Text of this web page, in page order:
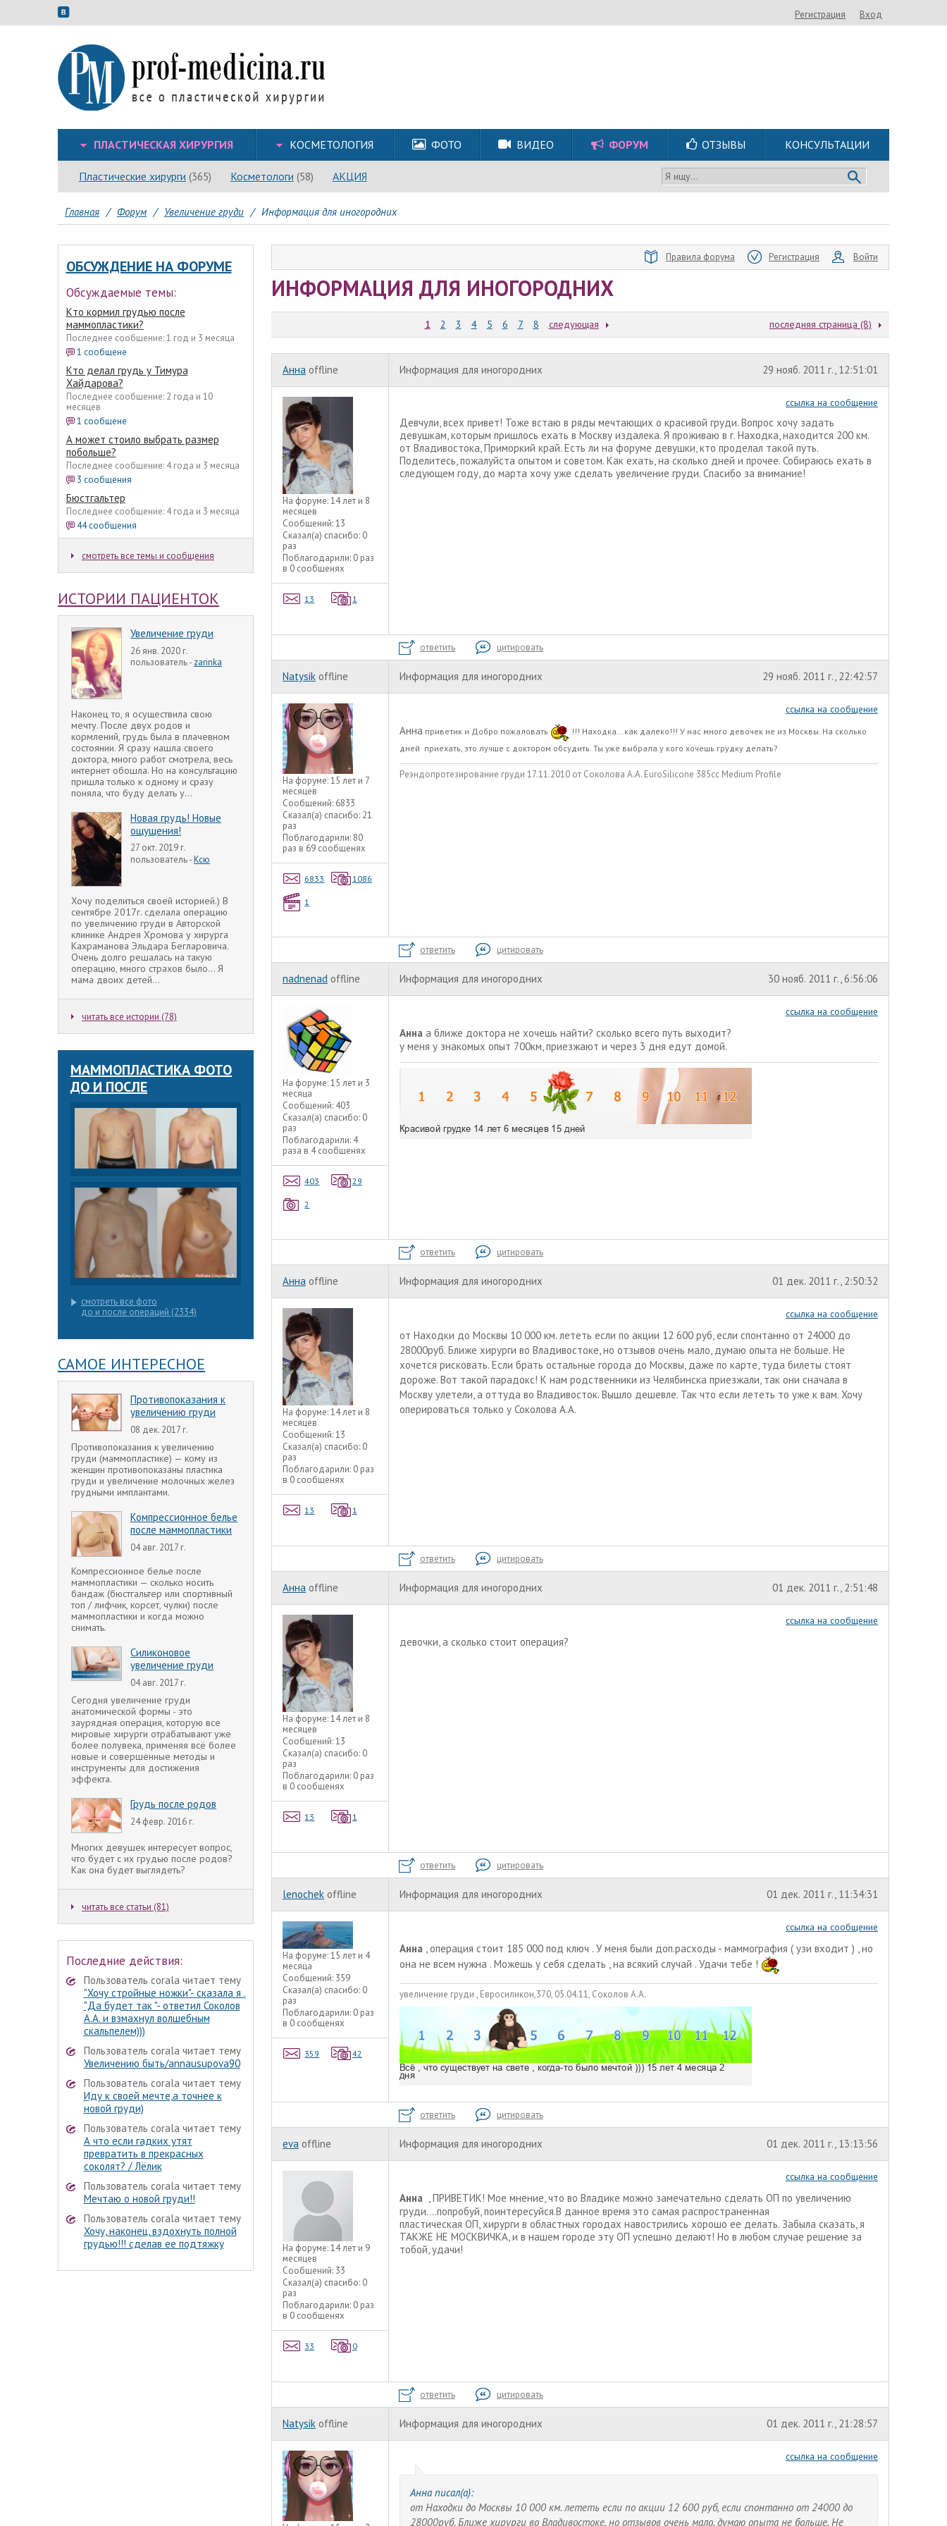
Регистрация Вход
ПЛАСТИЧЕСКАЯ ХИРУРГИЯ КОСМЕТОЛОГИЯ ФОТО ВИДЕО ФОРУМ ОТЗЫВЫ КОНСУЛЬТАЦИИ
Пластические хирурги (365) Косметологи (58) АКЦИЯ Я ищу...
Главная / Форум / Увеличение груди / Информация для иногородних
ОБСУЖДЕНИЕ НА ФОРУМЕ
Обсуждаемые темы:
Кто кормил грудью после
маммопластики?
Последнее сообщение: 1 год и 3 месяца
1 сообщене
Кто делал грудь у Тимура
Хайдарова?
Последнее сообщение: 2 года и 10
месяцев
1 сообщене
А может стоило выбрать размер
побольше?
Последнее сообщение: 4 года и 3 месяца
3 сообщения
Бюстгальтер
Последнее сообщение: 4 года и 3 месяца
44 сообщения
смотреть все темы и сообщения
ИСТОРИИ ПАЦИЕНТОК
Увеличение груди
26 янв. 2020 г.
пользователь - zarinka
Наконец то, я осуществила свою
мечту. После двух родов и
кормлений, грудь была в плачевном
состоянии. Я сразу нашла своего
доктора, много работ смотрела, весь
интернет обошла. Но на консультацию
пришла только к одному и сразу
поняла, что буду делать у...
Новая грудь! Новые
ощущения!
27 окт. 2019 г.
пользователь -Ксю
Хочу поделиться своей историей.) В
сентябре 2017г. сделала операцию
по увеличению груди в Авторской
клинике Андрея Хромова у хирурга
Кахраманова Эльдара Бегларовича.
Очень долго решалась на такую
операцию, много страхов было... Я
мама двоих детей...
читать все истории (78)
МАММОПЛАСТИКА ФОТО
ДО И ПОСЛЕ
смотреть все фото
до и после операций (2334)
САМОЕ ИНТЕРЕСНОЕ
Противопоказания к
увеличению груди
08 дек. 2017 г.
Противопоказания к увеличению
груди (маммопластике) — кому из
женщин противопоказаны пластика
груди и увеличение молочных желез
грудными имплантами.
Компрессионное белье
после маммопластики
04 авг. 2017 г.
Компрессионное белье после
маммопластики — сколько носить
бандаж (бюстгальтер или спортивный
топ / лифчик, корсет, чулки) после
маммопластики и когда можно
снимать.
Силиконовое
увеличение груди
04 авг. 2017 г.
Сегодня увеличение груди
анатомической формы - это
заурядная операция, которую все
мировые хирурги отрабатывают уже
более полувека, применяя всё более
новые и совершенные методы и
инструменты для достижения
эффекта.
Грудь после родов
24 февр. 2016 г.
Многих девушек интересует вопрос,
что будет с их грудью после родов?
Как она будет выглядеть?
читать все статьи (81)
Последние действия:
Пользователь corala читает тему
"Хочу стройные ножки"- сказала я .
"Да будет так "- ответил Соколов
А.А. и взмахнул волшебным
скальпелем)))
Пользователь corala читает тему
Увеличению быть/annausupova90
Пользователь corala читает тему
Иду к своей мечте,а точнее к
новой груди)
Пользователь corala читает тему
А что если гадких утят
превратить в прекрасных
соколят? / Лёлик
Пользователь corala читает тему
Мечтаю о новой груди!!
Пользователь corala читает тему
Хочу, наконец, вздохнуть полной
грудью!!! сделав ее подтяжку
Правила форума Регистрация Войти
ИНФОРМАЦИЯ ДЛЯ ИНОГОРОДНИХ
1 2 3 4 5 6 7 8 следующая последняя страница (8)
Анна offline Информация для иногородних 29 нояб. 2011 г., 12:51:01
На форуме:14 лет и 8
месяцев
Сообщений:13
Сказал(а) спасибо: 0
раз
Поблагодарили: 0 раз
в 0 сообщенях
13 1
ссылка на сообщение
Девчули, всех привет! Тоже встаю в ряды мечтающих о красивой груди. Вопрос хочу задать
девушкам, которым пришлось ехать в Москву издалека. Я проживаю в г. Находка, находится 200 км.
от Владивостока, Приморкий край. Есть ли на форуме девушки, кто проделал такой путь.
Поделитесь, пожалуйста опытом и советом. Как ехать, на сколько дней и прочее. Собираюсь ехать в
следующем году, до марта хочу уже сделать увеличение груди. Спасибо за внимание!
ответить цитировать
Natysik offline Информация для иногородних 29 нояб. 2011 г., 22:42:57
На форуме:15 лет и 7
месяцев
Сообщений: 6833
Сказал(а) спасибо: 21
раз
Поблагодарили: 80
раз в 69 сообщенях
6833 1086
1
ссылка на сообщение
Анна приветик и Добро пожаловать
!!! Находка...как далеко!!! У нас много девочек не из Москвы. На сколько
дней приехать, это лучше с доктором обсудить. Ты уже выбрала у кого хочешь грудку делать?
Реэндопротезирование груди 17.11.2010 от Соколова А.А. EuroSilicone 385сс Medium Profile
ответить цитировать
nadnenad offline Информация для иногородних 30 нояб. 2011 г., 6:56:06
На форуме:15 лет и 3
месяца
Сообщений: 403
Сказал(а) спасибо: 0
раз
Поблагодарили: 4
раза в 4 сообщенях
403 29
2
ссылка на сообщение
Анна а ближе доктора не хочешь найти? сколько всего путь выходит?
у меня у знакомых опыт 700км, приезжают и через 3 дня едут домой.
ответить цитировать
Анна offline Информация для иногородних 01 дек. 2011 г., 2:50:32
На форуме:14 лет и 8
месяцев
Сообщений:13
Сказал(а) спасибо: 0
раз
Поблагодарили: 0 раз
в 0 сообщенях
13 1
ссылка на сообщение
от Находки до Москвы 10 000 км. лететь если по акции 12 600 руб, если спонтанно от 24000 до
28000руб. Ближе хирурги во Владивостоке, но отзывов очень мало, думаю опыта не больше. Не
хочется рисковать. Если брать остальные города до Москвы, даже по карте, туда билеты стоят
дороже. Вот такой парадокс! К нам родственники из Челябинска приезжали, так они сначала в
Москву улетели, а оттуда во Владивосток. Вышло дешевле. Так что если лететь то уже к вам. Хочу
оперироваться только у Соколова А.А.
ответить цитировать
Анна offline Информация для иногородних 01 дек. 2011 г., 2:51:48
На форуме:14 лет и 8
месяцев
Сообщений:13
Сказал(а) спасибо: 0
раз
Поблагодарили: 0 раз
в 0 сообщенях
13 1
ссылка на сообщение
девочки, а сколько стоит операция?
ответить цитировать
lenochek offline Информация для иногородних 01 дек. 2011 г., 11:34:31
На форуме:15 лет и 4
месяца
Сообщений: 359
Сказал(а) спасибо: 0
раз
Поблагодарили: 0 раз
в 0 сообщенях
359 42
ссылка на сообщение
Анна , операция стоит 185 000 под ключ . У меня были доп.расходы - маммография ( узи входит ) , но
она не всем нужна . Можешь у себя сделать , на всякий случай . Удачи тебе !
увеличение груди , Евросиликон,370, 05.04.11, Соколов А.А.
ответить цитировать
eva offline Информация для иногородних 01 дек. 2011 г., 13:13:56
На форуме:14 лет и 9
месяцев
Сообщений: 33
Сказал(а) спасибо: 0
раз
Поблагодарили: 0 раз
в 0 сообщенях
33 0
ссылка на сообщение
Анна , ПРИВЕТИК! Мое мнение, что во Владике можно замечательно сделать ОП по увеличению
груди....попробуй, поинтересуйся.В данное время это самая распространенная
пластическая ОП, хирурги в областных городах навострились хорошо ее делать. Забыла сказать, я
ТАКЖЕ НЕ МОСКВИЧКА, и в нашем городе эту ОП успешно делают! Но в любом случае решение за
тобой, удачи!
ответить цитировать
Natysik offline Информация для иногородних 01 дек. 2011 г., 21:28:57
ссылка на сообщение
Анна писал(а):
от Находки до Москвы 10 000 км. лететь если по акции 12 600 руб, если спонтанно от 24000 до
28000руб. Ближе хирурги во Владивостоке, но отзывов очень мало, думаю опыта не больше. Не